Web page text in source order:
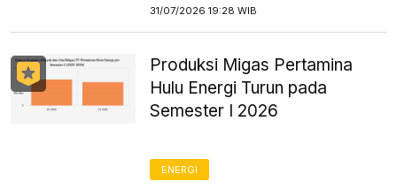
31/07/2026 19:28 WIB
Produksi Migas Pertamina
Hulu Energi Turun pada
Semester I 2026
ENERGI